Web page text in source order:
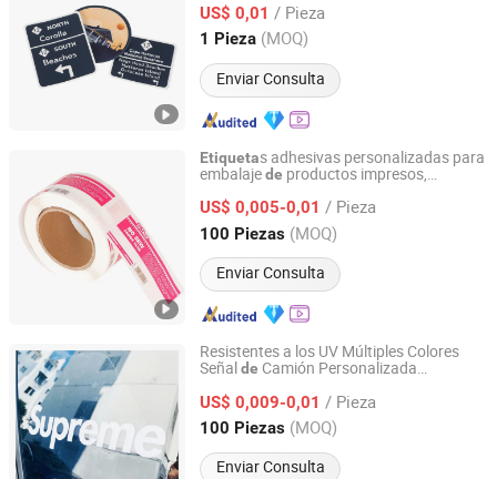
US$ 0,01 / Pieza
1 Pieza (MOQ)
Enviar Consulta
Zhejiang, China Desde 2024
Etiquetas adhesivas personalizadas para
embalajede productos impresos,
logotipo en rollo
US$ 0,005-0,01 / Pieza
100 Piezas (MOQ)
Enviar Consulta
Jiangsu Itech Packaging Printing Co., Ltd.
Jiangsu, China Desde 2026
Resistentes a los UV Múltiples Colores
Señalde Camión Personalizada
Transferencia Pegatinas para Ventanas
deAutos
US$ 0,009-0,01 / Pieza
100 Piezas (MOQ)
Enviar Consulta
Yiwu Norton Craft Product Co., Ltd.
Zhejiang, China Desde 2023